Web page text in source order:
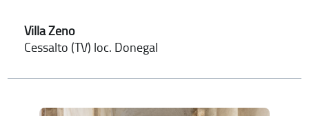
Villa Zeno
Cessalto (TV) loc. Donegal